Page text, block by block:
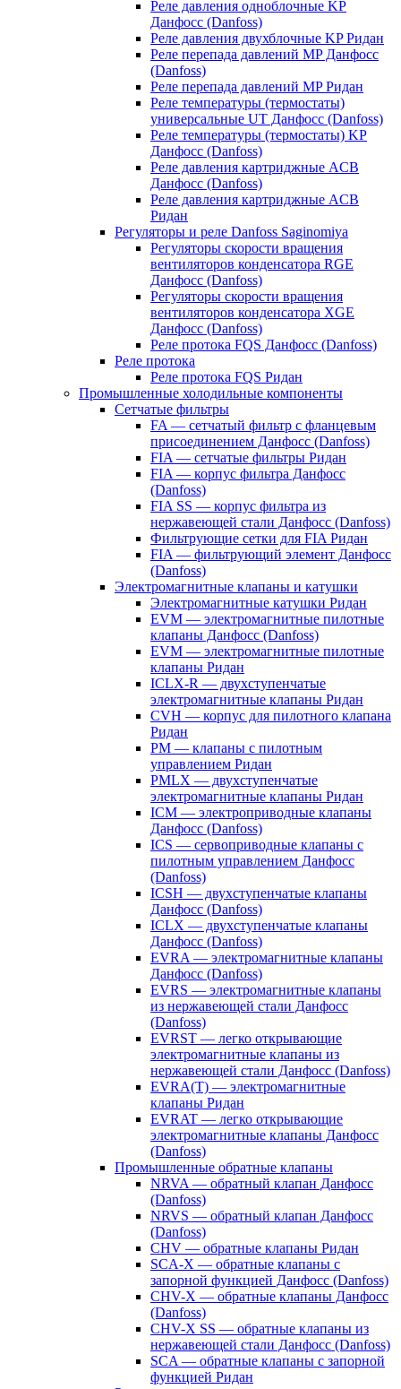
Реле давления одноблочные KP
Данфосс (Danfoss)
Реле давления двухблочные KP Ридан
Реле перепада давлений MP Данфосс
(Danfoss)
Реле перепада давлений MP Ридан
Реле температуры (термостаты)
универсальные UT Данфосс (Danfoss)
Реле температуры (термостаты) KP
Данфосс (Danfoss)
Реле давления картриджные ACB
Данфосс (Danfoss)
Реле давления картриджные ACB
Ридан
Регуляторы и реле Danfoss Saginomiya
Регуляторы скорости вращения
вентиляторов конденсатора RGE
Данфосс (Danfoss)
Регуляторы скорости вращения
вентиляторов конденсатора XGE
Данфосс (Danfoss)
Реле протока FQS Данфосс (Danfoss)
Реле протока
Реле протока FQS Ридан
Промышленные холодильные компоненты
Сетчатые фильтры
FA — сетчатый фильтр с фланцевым
присоединением Данфосс (Danfoss)
FIA — сетчатые фильтры Ридан
FIA — корпус фильтра Данфосс
(Danfoss)
FIA SS — корпус фильтра из
нержавеющей стали Данфосс (Danfoss)
Фильтрующие сетки для FIA Ридан
FIA — фильтрующий элемент Данфосс
(Danfoss)
Электромагнитные клапаны и катушки
Электромагнитные катушки Ридан
EVM — электромагнитные пилотные
клапаны Данфосс (Danfoss)
EVM — электромагнитные пилотные
клапаны Ридан
ICLX-R — двухступенчатые
электромагнитные клапаны Ридан
CVH — корпус для пилотного клапана
Ридан
PM — клапаны с пилотным
управлением Ридан
PMLX — двухступенчатые
электромагнитные клапаны Ридан
ICM — электроприводные клапаны
Данфосс (Danfoss)
ICS — сервоприводные клапаны с
пилотным управлением Данфосс
(Danfoss)
ICSH — двухступенчатые клапаны
Данфосс (Danfoss)
ICLX — двухступенчатые клапаны
Данфосс (Danfoss)
EVRA — электромагнитные клапаны
Данфосс (Danfoss)
EVRS — электромагнитные клапаны
из нержавеющей стали Данфосс
(Danfoss)
EVRST — легко открывающие
электромагнитные клапаны из
нержавеющей стали Данфосс (Danfoss)
EVRA(T) — электромагнитные
клапаны Ридан
EVRAT — легко открывающие
электромагнитные клапаны Данфосс
(Danfoss)
Промышленные обратные клапаны
NRVA — обратный клапан Данфосс
(Danfoss)
NRVS — обратный клапан Данфосс
(Danfoss)
CHV — обратные клапаны Ридан
SCA-X — обратные клапаны с
запорной функцией Данфосс (Danfoss)
CHV-X — обратные клапаны Данфосс
(Danfoss)
CHV-X SS — обратные клапаны из
нержавеющей стали Данфосс (Danfoss)
SCA — обратные клапаны с запорной
функцией Ридан